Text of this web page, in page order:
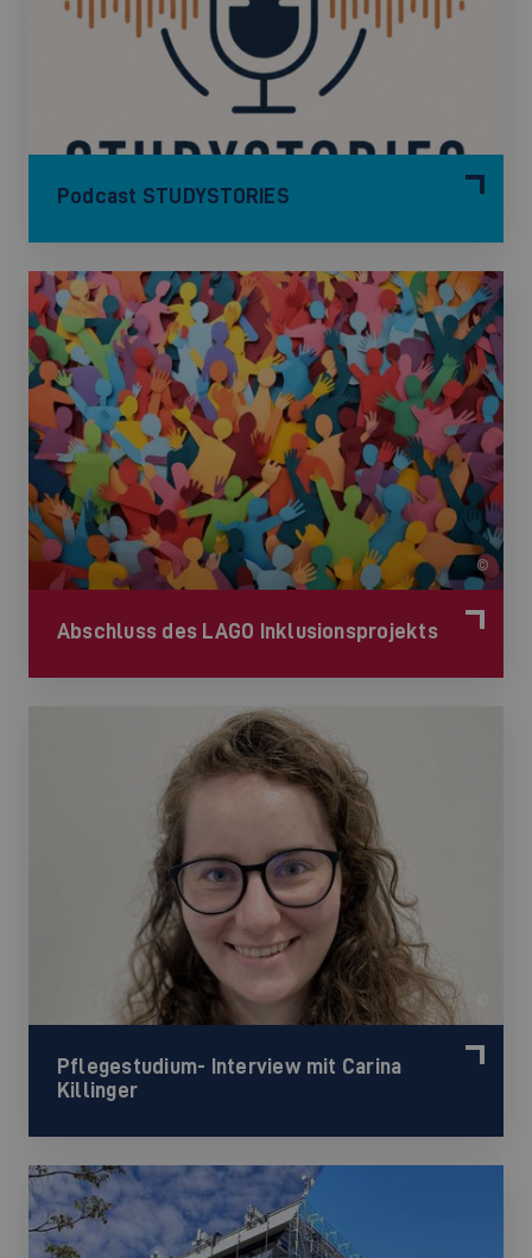
Podcast STUDYSTORIES
©
Abschluss des LAGO Inklusionsprojekts
Pflegestudium- Interview mit Carina
Killinger